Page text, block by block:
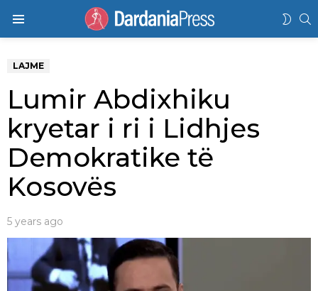
LAJME
Lumir Abdixhiku
kryetar i ri i Lidhjes
Demokratike të
Kosovës
5 years ago